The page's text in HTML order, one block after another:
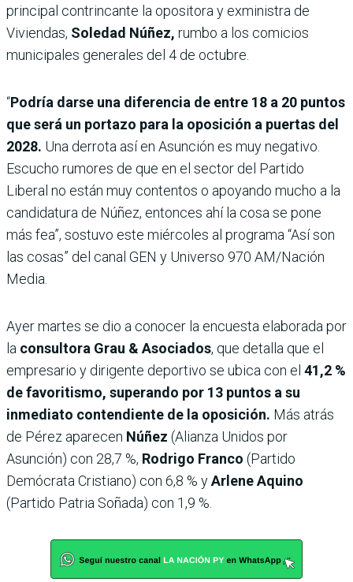
principal contrincante la opositora y exministra de
Viviendas, Soledad Núñez, rumbo a los comicios
municipales generales del 4 de octubre.
“Podría darse una diferencia de entre 18 a 20 puntos
que será un portazo para la oposición a puertas del
2028. Una derrota así en Asunción es muy negativo.
Escucho rumores de que en el sector del Partido
Liberal no están muy contentos o apoyando mucho a la
candidatura de Núñez, entonces ahí la cosa se pone
más fea”, sostuvo este miércoles al programa “Así son
las cosas” del canal GEN y Universo 970 AM/Nación
Media.
Ayer martes se dio a conocer la encuesta elaborada por
la consultora Grau & Asociados, que detalla que el
empresario y dirigente deportivo se ubica con el 41,2 %
de favoritismo, superando por 13 puntos a su
inmediato contendiente de la oposición. Más atrás
de Pérez aparecen Núñez (Alianza Unidos por
Asunción) con 28,7 %, Rodrigo Franco (Partido
Demócrata Cristiano) con 6,8 % yArlene Aquino
(Partido Patria Soñada) con 1,9 %.